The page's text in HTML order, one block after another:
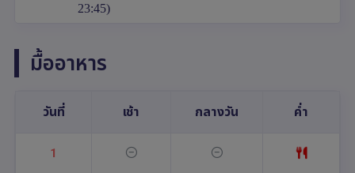
23:45)
มื้ออาหาร
วันที่ เช้า กลางวัน ค่ำ
1